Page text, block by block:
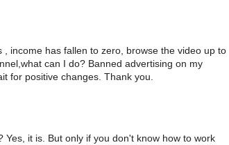
income has fallen to zero, browse the video up to
can I do? Banned advertising on my
for positive changes. Thank you.
it is. But only if you don't know how to work